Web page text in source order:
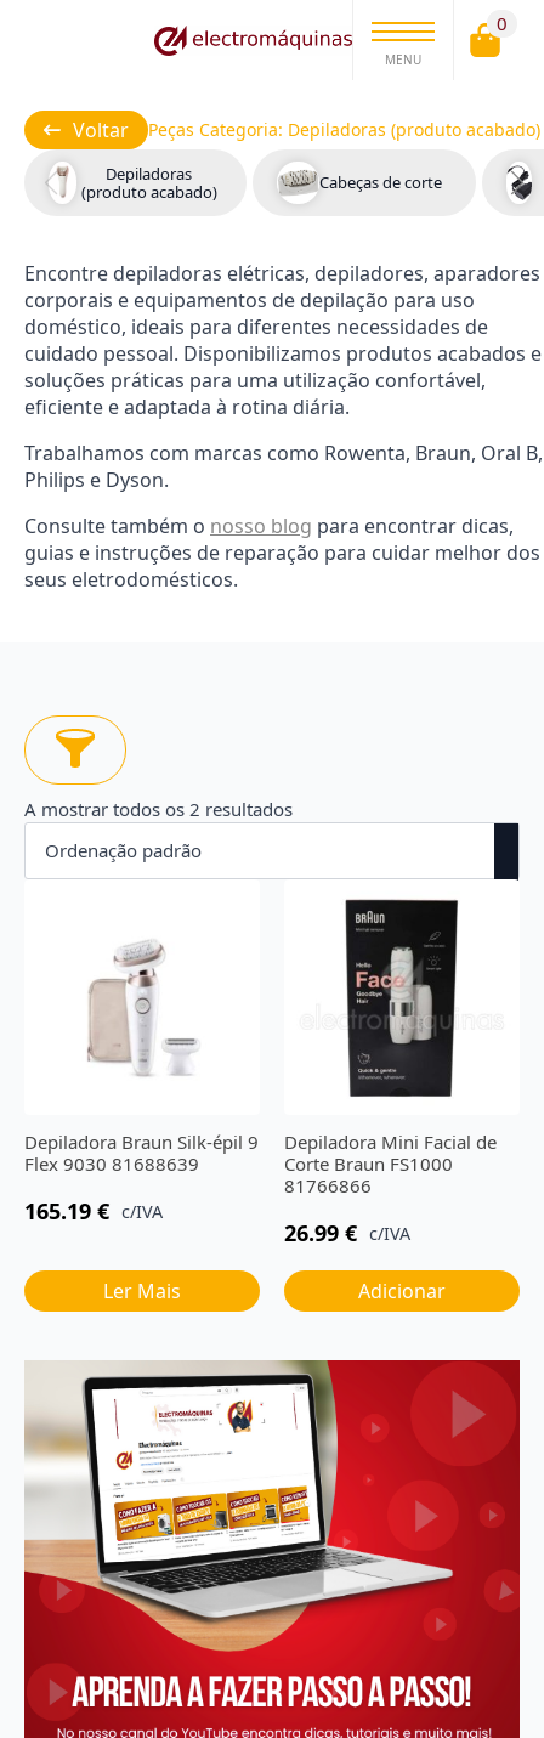
MENU
0
Voltar Peças Categoria: Depiladoras (produto acabado)
Depiladoras
(produto acabado)
Cabeças de corte
Encontre depiladoras elétricas, depiladores, aparadores
corporais e equipamentos de depilação para uso
doméstico, ideais para diferentes necessidades de
cuidado pessoal. Disponibilizamos produtos acabados e
soluções práticas para uma utilização confortável,
eficiente e adaptada à rotina diária.
Trabalhamos com marcas como Rowenta, Braun, Oral B,
Philips e Dyson.
Consulte também o nosso blog para encontrar dicas,
guias e instruções de reparação para cuidar melhor dos
seus eletrodomésticos.
A mostrar todos os 2 resultados
Depiladora Braun Silk-épil 9
Flex 9030 81688639
165.19 € c/IVA
Ler Mais
Depiladora Mini Facial de
Corte Braun FS1000
81766866
26.99 € c/IVA
Adicionar